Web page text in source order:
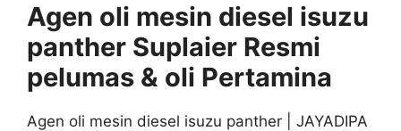
Agen oli mesin diesel isuzu
panther Suplaier Resmi
pelumas & oli Pertamina
Agen oli mesin diesel isuzu panther | JAYADIPA